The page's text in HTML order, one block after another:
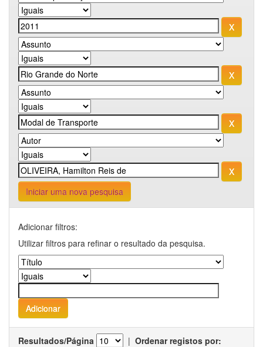
Iniciar uma nova pesquisa
Adicionar filtros:
Utilizar filtros para refinar o resultado da pesquisa.
Resultados/Página | Ordenar registos por: